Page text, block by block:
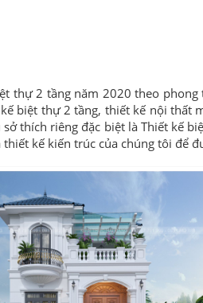
thự 2 tầng năm 2020 theo
biệt thự 2 tầng, thiết kế nội thất
sở thích riêng đặc biệt là Thiết kế
thiết kế kiến trúc của chúng tôi để